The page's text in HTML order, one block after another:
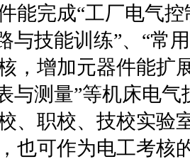
能完成“工厂电气控
与技能训练”、“常
，增加元器件能扩
与测量”等机床电
、职校、技校实验
也可作为电工考核